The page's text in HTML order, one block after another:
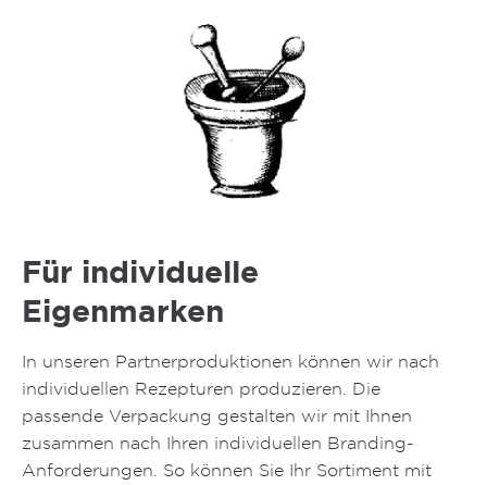
Für individuelle
Eigenmarken
In unseren Partnerproduktionen können wir nach
individuellen Rezepturen produzieren. Die
passende Verpackung gestalten wir mit Ihnen
zusammen nach Ihren individuellen Branding-
Anforderungen. So können Sie Ihr Sortiment mit